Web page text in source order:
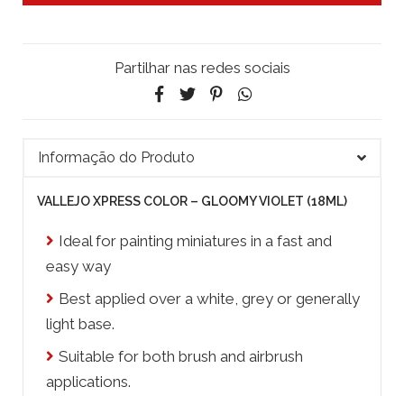
Partilhar nas redes sociais
Informação do Produto
VALLEJO XPRESS COLOR – GLOOMY VIOLET (18ML)
Ideal for painting miniatures in a fast and
easy way
Best applied over a white, grey or generally
light base.
Suitable for both brush and airbrush
applications.